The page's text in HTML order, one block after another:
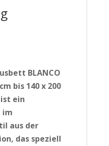
BLANCO
bis 140 x 200
ist ein
im
aus der
das speziell